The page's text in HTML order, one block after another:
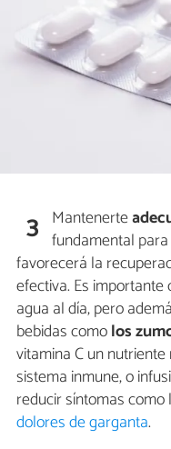
3 Mantenerte
fundamental
favorecerá la
efectiva. Es
agua al día, pero
bebidas comolos
vitamina C un
sistema inmune, o
reducir síntomas
dolores de garganta.